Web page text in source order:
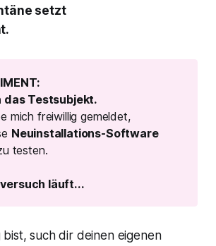
anders als gewohnt
setzt
das Testsubjekt.
mich freiwillig gemeldet,
Neuinstallations-Software
testen.
läuft...
bist, such dir deinen eigenen